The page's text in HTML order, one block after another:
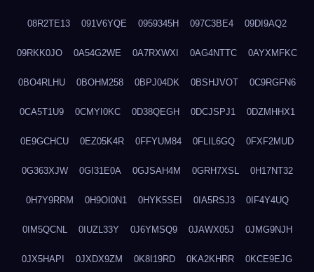
08R2TE13 091V6YQE 0959345H 097C3BE4 09DI9AQ2
09RKK0JO 0A54G2WE 0A7RXWXI 0AG4NTTC 0AYXMFKC
0BO4RLHU 0BOHM258 0BPJ04DK 0BSHJVOT 0C9RGFN6
0CA5T1U9 0CMYI0KC 0D38QEGH 0DCJSPJ1 0DZMHHX1
0E9GCHCU 0EZ05K4R 0FFYUM84 0FLIL6GQ 0FXF2MUD
0G363XJW 0GI31E0A 0GJSAH4M 0GRH7XSL 0H17NT32
0H7Y9RRM 0H9OI0N1 0HYK5SEI 0IA5RSJ3 0IF4Y4UQ
0IM5QCNL 0IUZL33Y 0J6YMSQ9 0JAWX05J 0JMG9NJH
0JX5HAPI 0JXDX9ZM 0K8I19RD 0KA2KHRR 0KCE9EJG